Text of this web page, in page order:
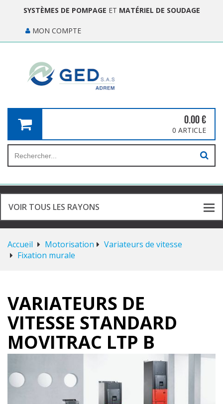
SYSTÈMES DE POMPAGE ET MATÉRIEL DE SOUDAGE
MON COMPTE
0.00€
0 ARTICLE
VOIR TOUS LES RAYONS
Accueil Motorisation
Variateurs de vitesse
Fixation murale
VARIATEURS DE
VITESSE STANDARD
MOVITRAC LTP B